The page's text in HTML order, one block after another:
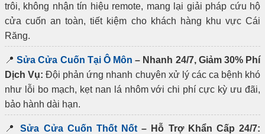
trôi, không nhận tín hiệu remote, mang lại giải pháp cứu hộ
cửa cuốn an toàn, tiết kiệm cho khách hàng khu vực Cái
Răng.
📍Sửa Cửa Cuốn Tại Ô Môn – Nhanh 24/7, Giảm 30% Phí
Dịch Vụ: Đội phản ứng nhanh chuyên xử lý các ca bệnh khó
như lỗi bo mạch, kẹt nan lá nhôm với chi phí cực kỳ ưu đãi,
bảo hành dài hạn.
📍Sửa Cửa Cuốn Thốt Nốt – Hỗ Trợ Khẩn Cấp 24/7: